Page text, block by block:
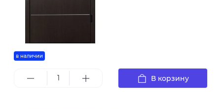
в наличии
В корзину